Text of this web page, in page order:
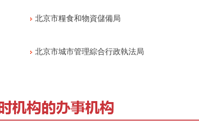
北京市糧食和物資儲備局
北京市城市管理綜合行政執法局